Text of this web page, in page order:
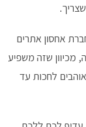
אחסון אתרים
מכיוון שזה משפיע
לחכות עד